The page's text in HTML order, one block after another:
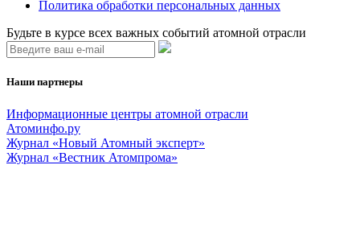
Политика обработки персональных данных
Будьте в курсе всех важных событий атомной отрасли
Наши партнеры
Информационные центры атомной отрасли
Атоминфо.ру
Журнал «Новый Атомный эксперт»
Журнал «Вестник Атомпрома»